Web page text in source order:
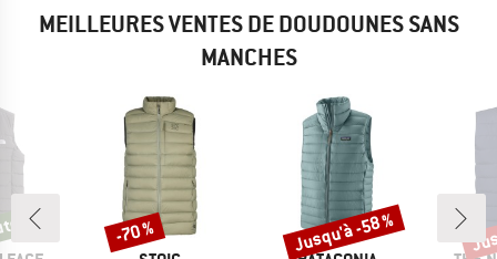
MEILLEURES VENTES DE DOUDOUNES SANS
MANCHES
Remise
-70 % Remise
Jusqu'à -58 %